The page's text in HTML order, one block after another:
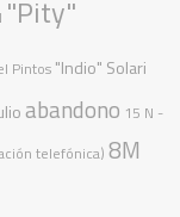
"Pity"
Pintos "Indio" Solari
abandono 15 N -
telefónica) 8M